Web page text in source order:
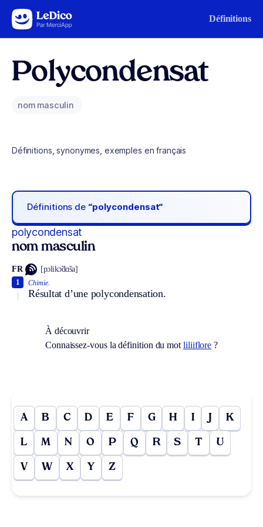
Aller au contenu Définitions
Polycondensat
nom masculin
Définitions, synonymes, exemples en français
Définitions de “polycondensat“
polycondensat
nom masculin
FR [pɔlikɔ̃dɑ̃sa]
Chimie.
Résultat d’une polycondensation.
1
À découvrir
Connaissez-vous la définition du mot liliiflore ?
A B C D E F G H I J K
L M N O P Q R S T U
V W X Y Z